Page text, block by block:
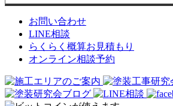
お問い合わせ
LINE相談
らくらく概算お見積もり
オンライン相談予約